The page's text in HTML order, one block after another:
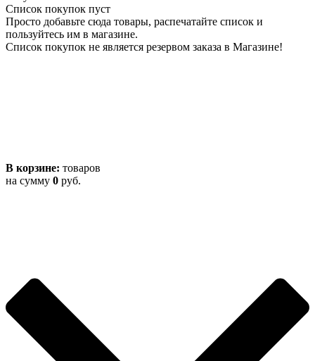
Список покупок пуст
Просто добавьте сюда товары, распечатайте список и
пользуйтесь им в магазине.
Список покупок не является резервом заказа в Магазине!
В корзине: товаров
на сумму 0 руб.